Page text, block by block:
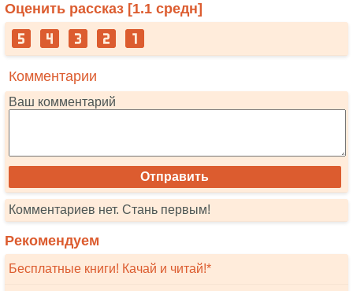
Оценить рассказ [1.1 средн]
Комментарии
Ваш комментарий
Комментариев нет. Стань первым!
Рекомендуем
Бесплатные книги! Качай и читай!*